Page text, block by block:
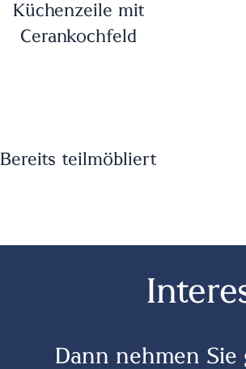
Küchenzeile mit
Cerankochfeld
Bereits teilmöbliert
Dann nehmen